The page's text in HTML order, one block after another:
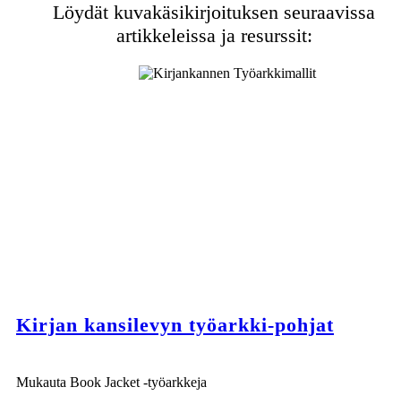
Löydät kuvakäsikirjoituksen seuraavissa
artikkeleissa ja resurssit:
Kirjan kansilevyn työarkki-pohjat
Mukauta Book Jacket -työarkkeja